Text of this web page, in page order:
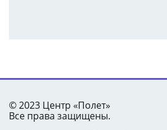
© 2023 Центр «Полет»
Все права защищены.